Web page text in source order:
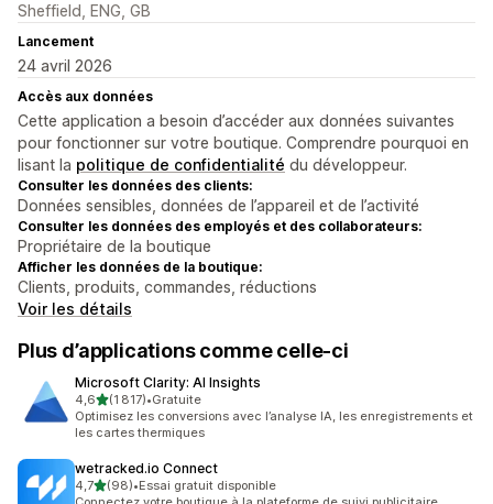
Sheffield, ENG, GB
Lancement
24 avril 2026
Accès aux données
Cette application a besoin d’accéder aux données suivantes
pour fonctionner sur votre boutique. Comprendre pourquoi en
lisant la politique de confidentialité du développeur.
Consulter les données des clients:
Données sensibles, données de l’appareil et de l’activité
Consulter les données des employés et des collaborateurs:
Propriétaire de la boutique
Afficher les données de la boutique:
Clients, produits, commandes, réductions
Voir les détails
Plus d’applications comme celle-ci
Microsoft Clarity: AI Insights
4,6étoile(s) sur 5
(1 817)
1817 avis au total
•Gratuite
Optimisez les conversions avec l’analyse IA, les enregistrements et
les cartes thermiques
wetracked.io Connect
4,7étoile(s) sur 5
(98)
98 avis au total
•Essai gratuit disponible